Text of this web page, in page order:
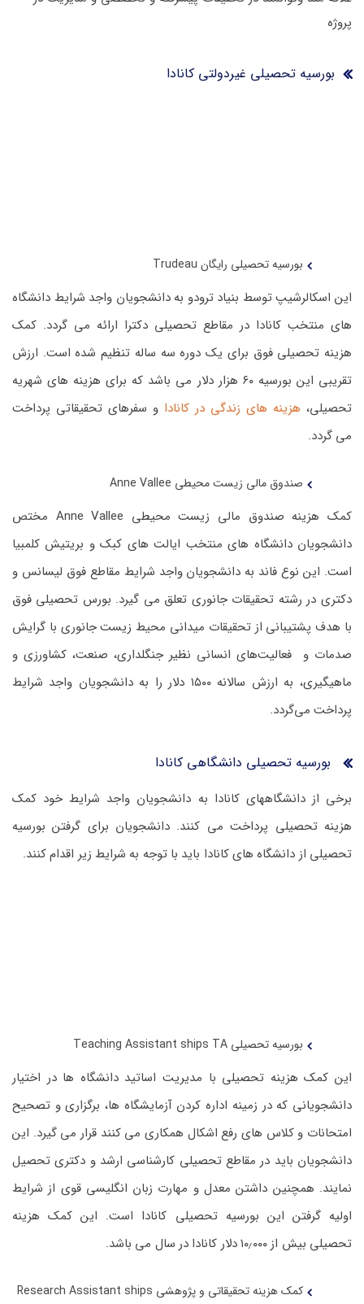
پروژه
بورسیه تحصیلی غیردولتی کانادا
بورسیه تحصیلی رایگان Trudeau
این اسکالرشیپ توسط بنیاد ترودو به دانشجویان واجد شرایط دانشگاه
های منتخب کانادا در مقاطع تحصیلی دکترا ارائه می گردد. کمک
هزینه تحصیلی فوق برای یک دوره سه ساله تنظیم شده است. ارزش
تقریبی این بورسیه ۶۰ هزار دلار می باشد که برای هزینه های شهریه
تحصیلی، هزینه های زندگی در کانادا و سفرهای تحقیقاتی پرداخت
می گردد.
صندوق مالی زیست محیطی Anne Vallee
کمک هزینه صندوق مالی زیست محیطی Anne Vallee مختص
دانشجویان دانشگاه های منتخب ایالت های کبک و بریتیش کلمبیا
است. این نوع فاند به دانشجویان واجد شرایط مقاطع فوق لیسانس و
دکتری در رشته تحقیقات جانوری تعلق می گیرد. بورس تحصیلی فوق
با هدف پشتیبانی از تحقیقات میدانی محیط زیست جانوری با گرایش
صدمات و فعالیت‌های انسانی نظیر جنگلداری، صنعت، کشاورزی و
ماهیگیری، به ارزش سالانه ۱۵۰۰ دلار را به دانشجویان واجد شرایط
پرداخت می‌گردد.
بورسیه‌ تحصیلی دانشگاهی کانادا
برخی از دانشگاههای کانادا به دانشجویان واجد شرایط خود کمک
هزینه تحصیلی پرداخت می کنند. دانشجویان برای گرفتن بورسیه
تحصیلی از دانشگاه های کانادا باید با توجه به شرایط زیر اقدام کنند.
بورسیه تحصیلی Teaching Assistant ships TA
این کمک هزینه تحصیلی با مدیریت اساتید دانشگاه ها در اختیار
دانشجویانی که در زمینه اداره کردن آزمایشگاه ها، برگزاری و تصحیح
امتحانات و کلاس های رفع اشکال همکاری می کنند قرار می گیرد. این
دانشجویان باید در مقاطع تحصیلی کارشناسی ارشد و دکتری تحصیل
نمایند. همچنین داشتن معدل و مهارت زبان انگلیسی قوی از شرایط
اولیه گرفتن این بورسیه تحصیلی کانادا است. این کمک هزینه
تحصیلی بیش از ۱۰٫۰۰۰ دلار کانادا در سال می باشد.
کمک هزینه تحقیقاتی و پژوهشی Research Assistant ships